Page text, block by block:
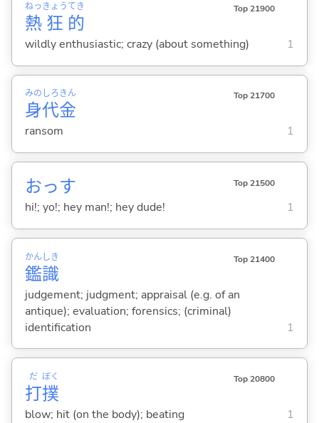
熱
ねっ
狂
きょう
的
てき Top 21900
wildly enthusiastic; crazy (about something) 1
身
みの
代
しろ
金
きん Top 21700
ransom 1
おっす Top 21500
hi!; yo!; hey man!; hey dude! 1
鑑
かん
識
しき Top 21400
judgement; judgment; appraisal (e.g. of an
antique); evaluation; forensics; (criminal)
identification
1
打
だ
撲
ぼく Top 20800
blow; hit (on the body); beating 1